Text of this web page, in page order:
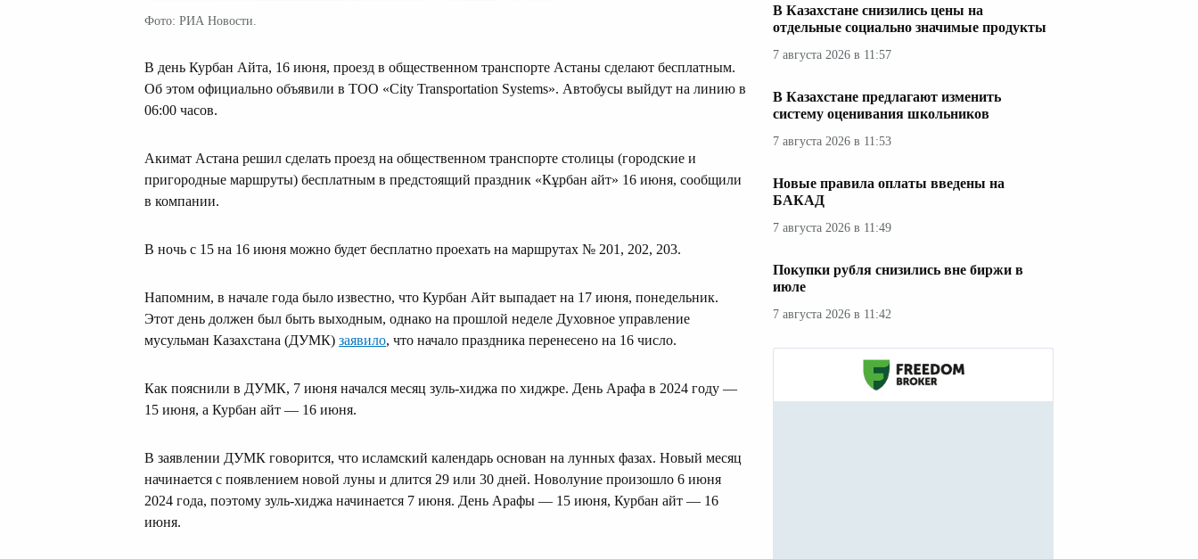
Фото: РИА Новости.
В день Курбан Айта, 16 июня, проезд в общественном транспорте Астаны сделают бесплатным.
Об этом официально объявили в ТОО «City Transportation Systems». Автобусы выйдут на линию в
06:00 часов.
Акимат Астана решил сделать проезд на общественном транспорте столицы (городские и
пригородные маршруты) бесплатным в предстоящий праздник «Кұрбан айт» 16 июня, сообщили
в компании.
В ночь с 15 на 16 июня можно будет бесплатно проехать на маршрутах № 201, 202, 203.
Напомним, в начале года было известно, что Курбан Айт выпадает на 17 июня, понедельник.
Этот день должен был быть выходным, однако на прошлой неделе Духовное управление
мусульман Казахстана (ДУМК) заявило, что начало праздника перенесено на 16 число.
Как пояснили в ДУМК, 7 июня начался месяц зуль-хиджа по хиджре. День Арафа в 2024 году —
15 июня, а Курбан айт — 16 июня.
В заявлении ДУМК говорится, что исламский календарь основан на лунных фазах. Новый месяц
начинается с появлением новой луны и длится 29 или 30 дней. Новолуние произошло 6 июня
2024 года, поэтому зуль-хиджа начинается 7 июня. День Арафы — 15 июня, Курбан айт — 16
июня.
В Казахстане снизились цены на
отдельные социально значимые продукты
7 августа 2026 в 11:57
В Казахстане предлагают изменить
систему оценивания школьников
7 августа 2026 в 11:53
Новые правила оплаты введены на
БАКАД
7 августа 2026 в 11:49
Покупки рубля снизились вне биржи в
июле
7 августа 2026 в 11:42